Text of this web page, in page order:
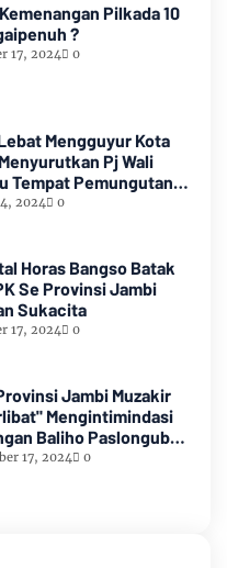
Pilkada 10
?
17, 2024 0
Pj Wali
2024
2024 0
Horas Bangso Batak
Se Provinsi Jambi
Sukacita
17, 2024 0
Jambi Muzakir
Mengintimindasi
Baliho Paslongub
17, 2024 0